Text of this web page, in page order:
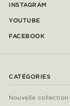
INSTAGRAM
YOUTUBE
FACEBOOK
CATÉGORIES
Nouvelle collection